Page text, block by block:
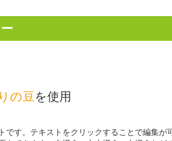
の豆を使用
です。テキストをクリックすることで編集が